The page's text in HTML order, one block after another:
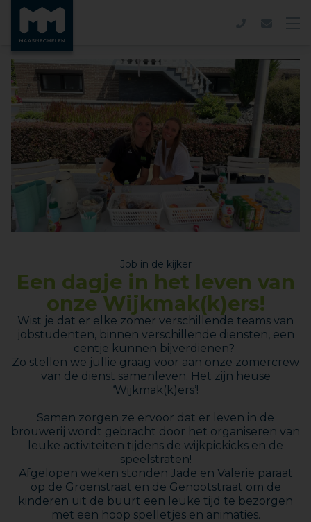
Job in de kijker
Een dagje in het leven van
onze Wijkmak(k)ers!
Wist je dat er elke zomer verschillende teams van
jobstudenten, binnen verschillende diensten, een
centje kunnen bijverdienen?
Zo stellen we jullie graag voor aan onze zomercrew
van de dienst samenleven. Het zijn heuse
‘Wijkmak(k)ers’!
Samen zorgen ze ervoor dat er leven in de
brouwerij wordt gebracht door het organiseren van
leuke activiteiten tijdens de wijkpickicks en de
speelstraten!
Afgelopen weken stonden Jade en Valerie paraat
op de Groenstraat en de Genootstraat om de
kinderen uit de buurt een leuke tijd te bezorgen
met een hoop spelletjes en animaties.